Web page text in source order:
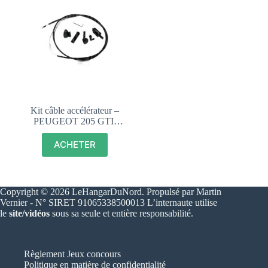
Kit câble accélérateur –
PEUGEOT 205 GTI,
CTI, RALLYE, XS,
DTURBO – 162986
ACHETER
Copyright © 2026 LeHangarDuNord. Propulsé par Martin
Vernier - N° SIRET 91065338500013 L’internaute utilise
le site/vidéos sous sa seule et entière responsabilité.
Règlement Jeux concours
Politique en matière de confidentialité